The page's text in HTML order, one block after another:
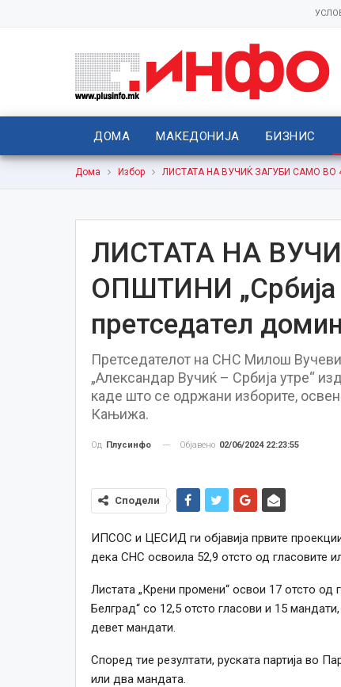
ДОМА МАКЕДОНИЈА БИЗНИС
Дома Избор ЛИСТАТА НА ВУЧИЌ ЗАГУБИ САМО ВО 4
ЛИСТАТА НА
ОПШТИНИ „Србија
претседател
Претседателот на СНС Милош
„Александар Вучиќ – Србија утре“
каде што се одржани изборите,
Кањижа.
Од Плусинфо Објавено 02/06/2024 22:23:55
Сподели
ИПСОС и ЦЕСИД ги објавија првите
дека СНС освоила 52,9 отсто од гласовите
Листата „Крени промени“ освои 17 отсто од
Белград“ со 12,5 отсто гласови и 15
девет мандати.
Според тие резултати, руската партија во
или два мандата.